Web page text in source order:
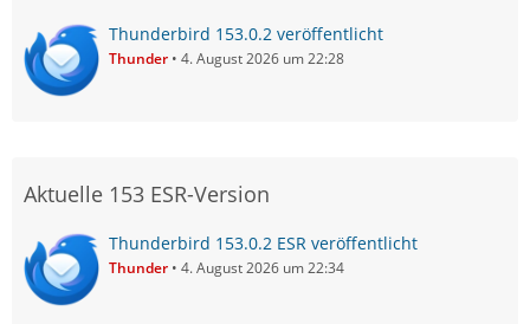
Thunderbird 153.0.2 veröffentlicht
Thunder 4. August 2026 um 22:28
Aktuelle 153 ESR-Version
Thunderbird 153.0.2 ESR veröffentlicht
Thunder 4. August 2026 um 22:34